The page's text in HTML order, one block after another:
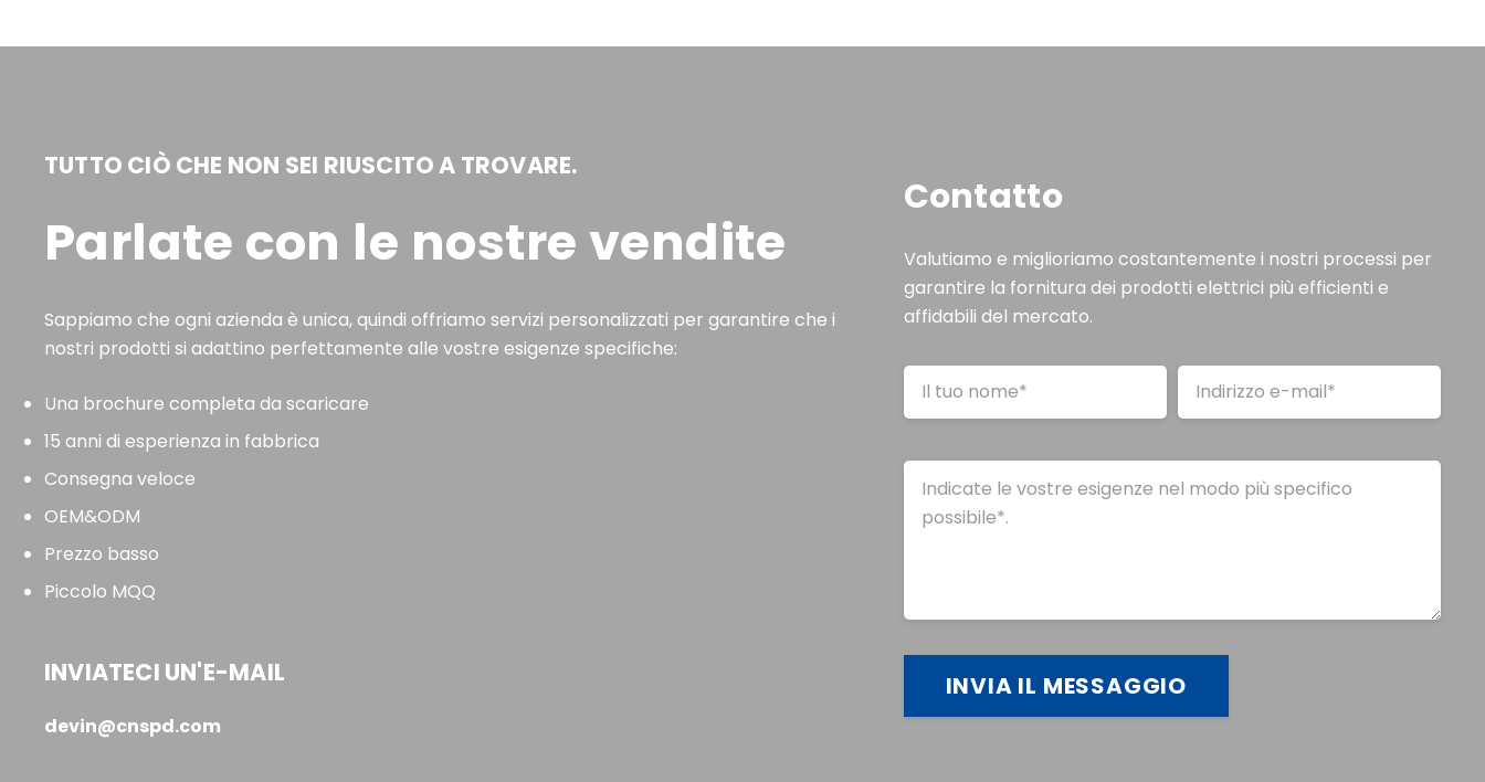
TUTTO CIÒ CHE NON SEI RIUSCITO A TROVARE.
Parlate con le nostre vendite
Sappiamo che ogni azienda è unica, quindi offriamo servizi personalizzati per garantire che i
nostri prodotti si adattino perfettamente alle vostre esigenze specifiche:
Una brochure completa da scaricare
15 anni di esperienza in fabbrica
Consegna veloce
OEM&ODM
Prezzo basso
Piccolo MQQ
INVIATECI UN'E-MAIL
devin@cnspd.com
Contatto
Valutiamo e miglioriamo costantemente i nostri processi per
garantire la fornitura dei prodotti elettrici più efficienti e
affidabili del mercato.